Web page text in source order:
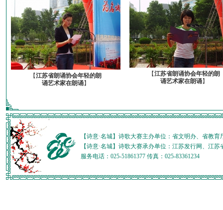
【江苏省朗诵协会年轻的朗
诵艺术家在朗诵】
【江苏省朗诵协会年轻的朗
诵艺术家在朗诵】
【诗意·名城】诗歌大赛主办单位：省文明办、省教
【诗意·名城】诗歌大赛承办单位：江苏发行网、江
服务电话：025-51861377 传真：025-83361234